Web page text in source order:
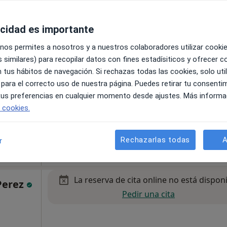
del Vallès •Mapa
La reserva de cita online no está
Pedir una cita
La reserva de cita online no está
Pedir una cita
es importante
permites a nosotros y a nuestros colaboradores utilizar
similares) para recopilar datos con fines estadísiticos y ofrecer
tus hábitos de navegación. Si rechazas todas las cookies, solo
el correcto uso de nuestra página. Puedes retirar tu
preferencias en cualquier momento desde ajustes. Más
Rechazarlas todas